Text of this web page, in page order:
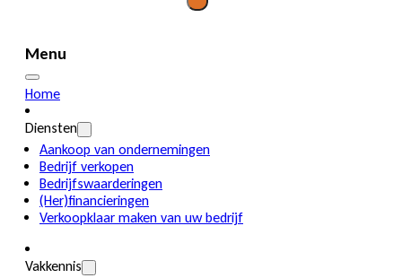
Menu
Home
Diensten
Aankoop van ondernemingen
Bedrijf verkopen
Bedrijfswaarderingen
(Her)financieringen
Verkoopklaar maken van uw bedrijf
Vakkennis